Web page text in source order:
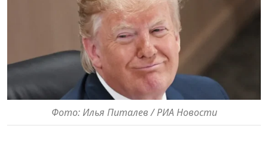
Фото: Илья Питалев / РИА Новости